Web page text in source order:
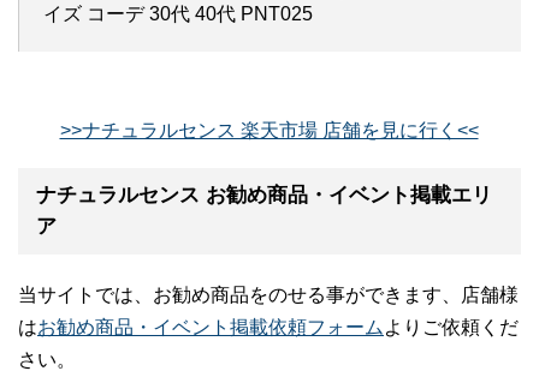
イズ コーデ 30代 40代 PNT025
>>ナチュラルセンス 楽天市場 店舗を見に行く<<
ナチュラルセンス お勧め商品・イベント掲載エリ
ア
当サイトでは、お勧め商品をのせる事ができます、店舗様
はお勧め商品・イベント掲載依頼フォーム よりご依頼くだ
さい。